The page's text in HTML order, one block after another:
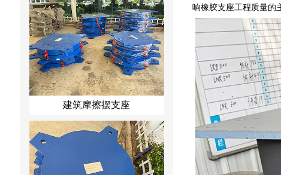
建筑摩擦摆支座
响橡胶支座工程质量的